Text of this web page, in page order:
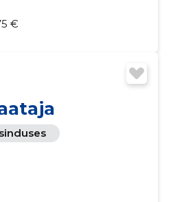
€